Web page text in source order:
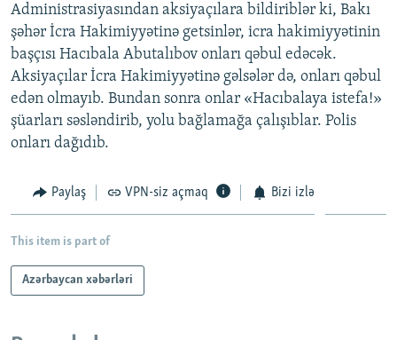
İZ - MƏDƏNIYYƏT PROQRAMI
MATERIALLARIMIZDAN ISTIFADƏ
AZADLIQRADIOSU MOBIL TELEFONUNUZDA
BIZIMLƏ ƏLAQƏ
XƏBƏR BÜLLETENLƏRIMIZ
RFE/RL-in bütün saytları
Administrasiyasından aksiyaçılara bildiriblər ki, Bakı
şəhər İcra Hakimiyyətinə getsinlər, icra hakimiyyətinin
başçısı Hacıbala Abutalıbov onları qəbul edəcək.
Aksiyaçılar İcra Hakimiyyətinə gəlsələr də, onları qəbul
edən olmayıb. Bundan sonra onlar «Hacıbalaya istefa!»
şüarları səsləndirib, yolu bağlamağa çalışıblar. Polis
onları dağıdıb.
Paylaş VPN-siz açmaq Bizi izlə
This item is part of
Azərbaycan xəbərləri